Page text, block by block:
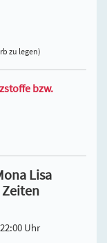
zu legen)
bzw.
Lisa
Uhr